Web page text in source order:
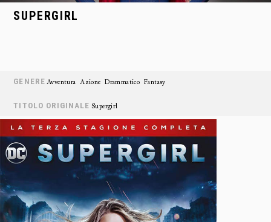
SUPERGIRL
GENERE Avventura Azione Drammatico Fantasy
TITOLO ORIGINALE Supergirl